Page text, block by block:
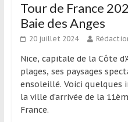
Tour de France
Baie des Anges
20 juillet 2024
Nice, capitale de la Côte
plages, ses paysages
ensoleillé. Voici quelques
la ville d’arrivée de la
France.